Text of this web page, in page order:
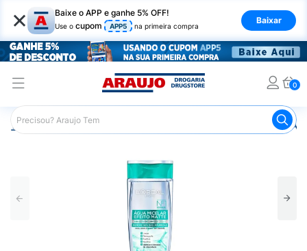
× Baixe o APP e ganhe 5% OFF!
Use o cupom APP5 na primeira compra
Baixar
0
Araujo Beleza e Cuidados Cuidados com o Rosto